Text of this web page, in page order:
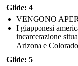
Glide: 4
VENGONO
I giapponesi
incarcerazione
Arizona e
Glide: 5